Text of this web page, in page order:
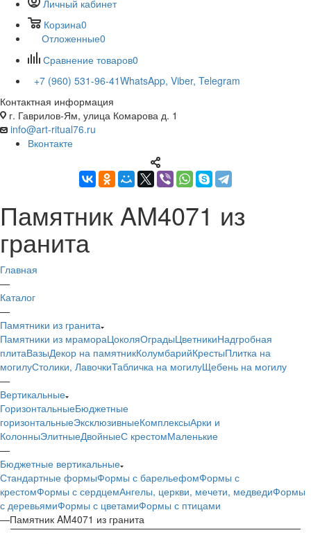
Личный кабинет
Корзина0
Отложенные0
Сравнение товаров0
+7 (960) 531-96-41WhatsApp, Viber, Telegram
Контактная информация
г. Гаврилов-Ям, улица Комарова д. 1
info@art-ritual76.ru
Вконтакте
Памятник AM4071 из
гранита
Главная
—
Каталог
—
Памятники из гранита
Памятники из мрамораЦоколяОградыЦветникиНадгробная
плитаВазыДекор на памятникКолумбарийКрестыПлитка на
могилуСтолики, ЛавочкиТабличка на могилуЩебень на могилу
—
Вертикальные
ГоризонтальныеБюджетные
горизонтальныеЭксклюзивныеКомплексыАрки и
КолонныЭлитныеДвойныеС крестомМаленькие
—
Бюджетные вертикальные
Стандартные формыФормы с барельефомФормы с
крестомФормы с сердцемАнгелы, церкви, мечети, медведиФормы
с деревьямиФормы с цветамиФормы с птицами
—Памятник AM4071 из гранита